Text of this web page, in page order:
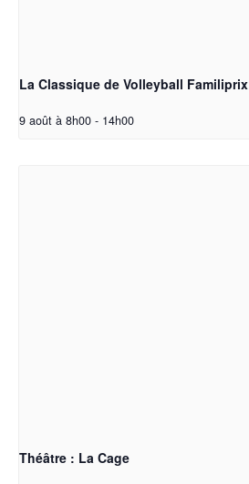
La Classique de Volleyball Familiprix
9 août à 8h00 - 14h00
Théâtre : La Cage